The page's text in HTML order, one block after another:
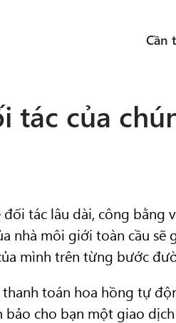
Cần
tác của
tác lâu dài, công bằng
nhà môi giới toàn cầu sẽ
mình trên từng bước
toán hoa hồng tự
bảo cho bạn một giao